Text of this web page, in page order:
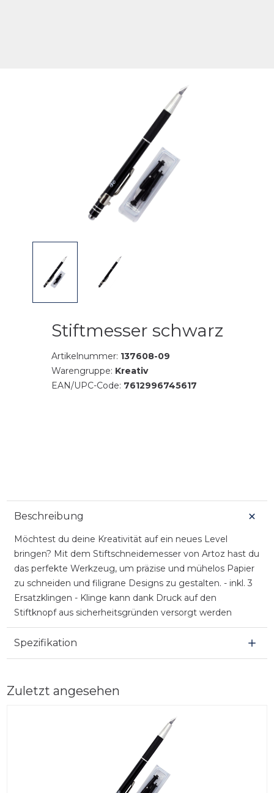
Stiftmesser schwarz
Artikelnummer: 137608-09
Warengruppe: Kreativ
EAN/UPC-Code: 7612996745617
Beschreibung
Möchtest du deine Kreativität auf ein neues Level
bringen? Mit dem Stiftschneidemesser von Artoz hast du
das perfekte Werkzeug, um präzise und mühelos Papier
zu schneiden und filigrane Designs zu gestalten. - inkl. 3
Ersatzklingen - Klinge kann dank Druck auf den
Stiftknopf aus sicherheitsgründen versorgt werden
Spezifikation
Zuletzt angesehen